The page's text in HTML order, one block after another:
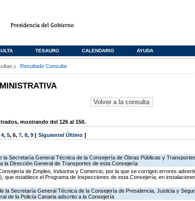
TESAURO CALENDARIO AYUDA
Resultado Consulta
mostrando del 126 al 150.
4, 5, 6, 7, 8, 9 [ Siguiente/ Último ]
la Secretaría General Técnica de la Consejería de Obras Públicas y
la Dirección General de Transportes de esta Consejería
de Empleo, Industria y Comercio, por la que se corrigen errores
que establece el Programa de Inspecciones de esta Consejería, en
la Secretaría General Técnica de la Consejería de Presidencia, Justicia y
de la Policía Canaria adscrito a la Consejería